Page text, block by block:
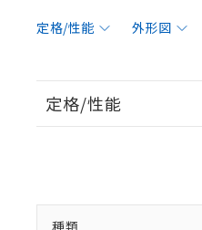
定格/性能 外形図
定格/性能
種類